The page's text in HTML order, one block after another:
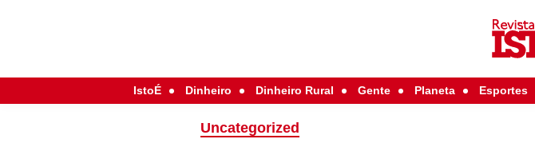
IstoÉ Dinheiro Dinheiro Rural Gente Planeta Esportes
Uncategorized